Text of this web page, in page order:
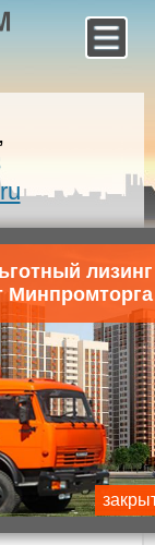
,
техники
32.04)
лизинг
Минпромторга